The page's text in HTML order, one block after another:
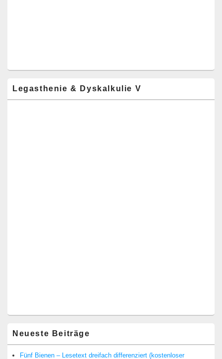
Legasthenie & Dyskalkulie V
Neueste Beiträge
Fünf Bienen – Lesetext dreifach differenziert (kostenloser